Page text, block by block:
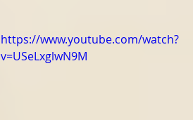
https://www.youtube.com/watch?
v=USeLxglwN9M